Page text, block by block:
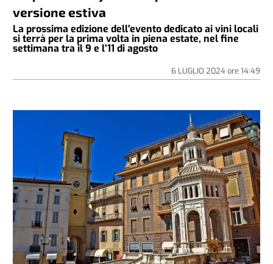
versione estiva
La prossima edizione dell'evento dedicato ai vini locali
si terrà per la prima volta in piena estate, nel fine
settimana tra il 9 e l’11 di agosto
6 LUGLIO 2024ore 14:49